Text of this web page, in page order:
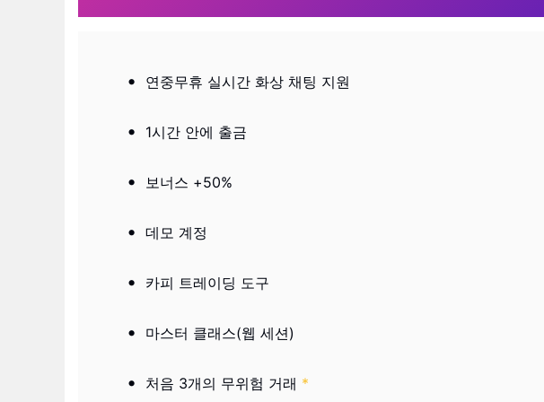
연중무휴 실시간 화상 채팅 지원
1시간 안에 출금
보너스 +50%
데모 계정
카피 트레이딩 도구
마스터 클래스(웹 세션)
처음 3개의 무위험 거래 *